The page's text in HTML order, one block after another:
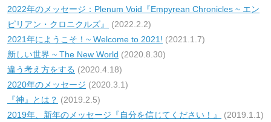
2022年のメッセージ：Plenum Void『Empyrean Chronicles ~ エン
ピリアン・クロニクルズ』
(2022.2.2)
2021年にようこそ！~ Welcome to 2021! (2021.1.7)
新しい世界 ~ The New World (2020.8.30)
違う考え方をする (2020.4.18)
2020年のメッセージ (2020.3.1)
『神』とは？ (2019.2.5)
2019年、新年のメッセージ『自分を信じてください！』
(2019.1.1)